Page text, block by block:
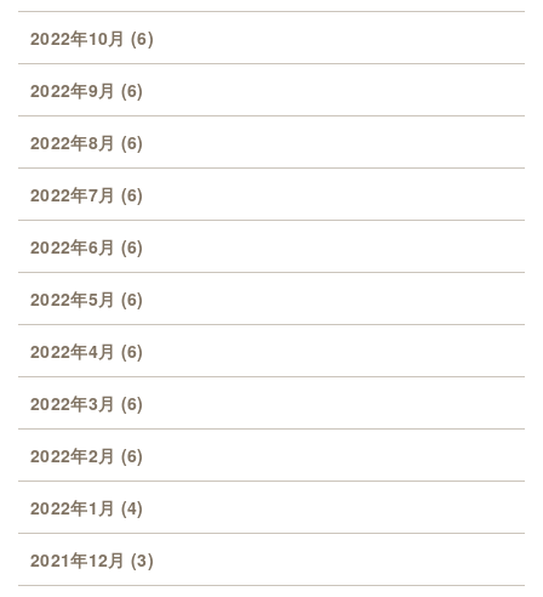
2022年10月 (6)
2022年9月 (6)
2022年8月 (6)
2022年7月 (6)
2022年6月 (6)
2022年5月 (6)
2022年4月 (6)
2022年3月 (6)
2022年2月 (6)
2022年1月 (4)
2021年12月 (3)